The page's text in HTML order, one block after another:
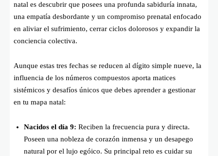
natal es descubrir que posees una profunda sabiduría innata,
una empatía desbordante y un compromiso prenatal enfocado
en aliviar el sufrimiento, cerrar ciclos dolorosos y expandir la
conciencia colectiva.
Aunque estas tres fechas se reducen al dígito simple nueve, la
influencia de los números compuestos aporta matices
sistémicos y desafíos únicos que debes aprender a gestionar
en tu mapa natal:
Nacidos el día 9: Reciben la frecuencia pura y directa.
Poseen una nobleza de corazón inmensa y un desapego
natural por el lujo egóico. Su principal reto es cuidar su